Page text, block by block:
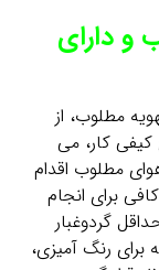
و دارای
مطلوب، از
کار، می
مطلوب اقدام
برای انجام
گردوغبار
برای رنگ آمیزی،